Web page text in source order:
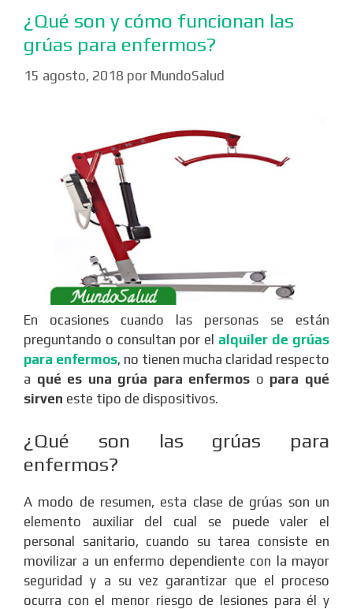
¿Qué son y cómo funcionan las
grúas para enfermos?
15 agosto, 2018 por MundoSalud
En ocasiones cuando las personas se están
preguntando o consultan por el alquiler de grúas
para enfermos, no tienen mucha claridad respecto
a qué es una grúa para enfermos o para qué
sirven este tipo de dispositivos.
¿Qué son las grúas para
enfermos?
A modo de resumen, esta clase de grúas son un
elemento auxiliar del cual se puede valer el
personal sanitario, cuando su tarea consiste en
movilizar a un enfermo dependiente con la mayor
seguridad y a su vez garantizar que el proceso
ocurra con el menor riesgo de lesiones para él y